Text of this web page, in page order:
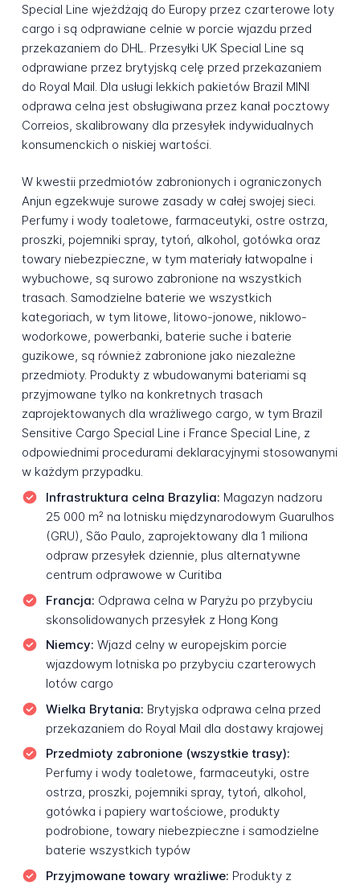
Special Line wjeżdżają do Europy przez czarterowe loty
cargo i są odprawiane celnie w porcie wjazdu przed
przekazaniem do DHL. Przesyłki UK Special Line są
odprawiane przez brytyjską celę przed przekazaniem
do Royal Mail. Dla usługi lekkich pakietów Brazil MINI
odprawa celna jest obsługiwana przez kanał pocztowy
Correios, skalibrowany dla przesyłek indywidualnych
konsumenckich o niskiej wartości.
W kwestii przedmiotów zabronionych i ograniczonych
Anjun egzekwuje surowe zasady w całej swojej sieci.
Perfumy i wody toaletowe, farmaceutyki, ostre ostrza,
proszki, pojemniki spray, tytoń, alkohol, gotówka oraz
towary niebezpieczne, w tym materiały łatwopalne i
wybuchowe, są surowo zabronione na wszystkich
trasach. Samodzielne baterie we wszystkich
kategoriach, w tym litowe, litowo-jonowe, niklowo-
wodorkowe, powerbanki, baterie suche i baterie
guzikowe, są również zabronione jako niezależne
przedmioty. Produkty z wbudowanymi bateriami są
przyjmowane tylko na konkretnych trasach
zaprojektowanych dla wrażliwego cargo, w tym Brazil
Sensitive Cargo Special Line i France Special Line, z
odpowiednimi procedurami deklaracyjnymi stosowanymi
w każdym przypadku.
Infrastruktura celna Brazylia: Magazyn nadzoru
25 000 m² na lotnisku międzynarodowym Guarulhos
(GRU), São Paulo, zaprojektowany dla 1 miliona
odpraw przesyłek dziennie, plus alternatywne
centrum odprawowe w Curitiba
Francja: Odprawa celna w Paryżu po przybyciu
skonsolidowanych przesyłek z Hong Kong
Niemcy: Wjazd celny w europejskim porcie
wjazdowym lotniska po przybyciu czarterowych
lotów cargo
Wielka Brytania: Brytyjska odprawa celna przed
przekazaniem do Royal Mail dla dostawy krajowej
Przedmioty zabronione (wszystkie trasy):
Perfumy i wody toaletowe, farmaceutyki, ostre
ostrza, proszki, pojemniki spray, tytoń, alkohol,
gotówka i papiery wartościowe, produkty
podrobione, towary niebezpieczne i samodzielne
baterie wszystkich typów
Przyjmowane towary wrażliwe: Produkty z